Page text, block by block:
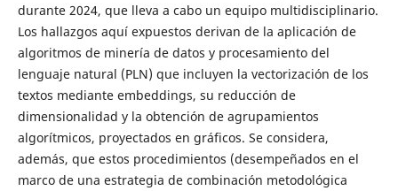
durante 2024, que lleva a cabo un equipo multidisciplinario.
Los hallazgos aquí expuestos derivan de la aplicación de
algoritmos de minería de datos y procesamiento del
lenguaje natural (PLN) que incluyen la vectorización de los
textos mediante embeddings, su reducción de
dimensionalidad y la obtención de agrupamientos
algorítmicos, proyectados en gráficos. Se considera,
además, que estos procedimientos (desempeñados en el
marco de una estrategia de combinación metodológica